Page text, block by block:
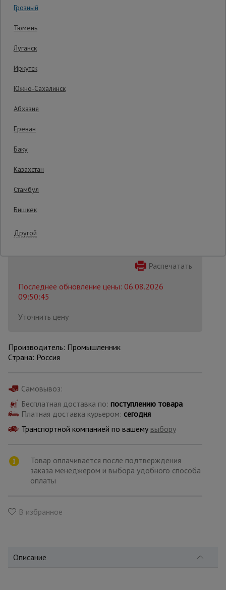
Вибротехника
для работы с
для бетонных
работ
склада
Распечатать
Последнее обновление цены: 06.08.2026
09:50:45
Уточнить цену
Производитель: Промышленник
Страна: Россия
Самовывоз:
Бесплатная доставка по: поступлению товара
Платная доставка курьером: сегодня
Транспортной компанией по вашему выбору
Товар оплачивается после подтверждения
заказа менеджером и выбора удобного способа
оплаты
В избранное
Описание
Грозный
Тюмень
Луганск
Иркутск
Южно-Сахалинск
Абхазия
Ереван
Баку
Казахстан
Стамбул
Бишкек
Другой